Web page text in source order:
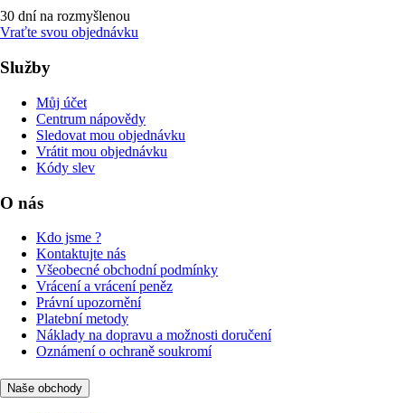
30 dní na rozmyšlenou
Vraťte svou objednávku
Služby
Můj účet
Centrum nápovědy
Sledovat mou objednávku
Vrátit mou objednávku
Kódy slev
O nás
Kdo jsme ?
Kontaktujte nás
Všeobecné obchodní podmínky
Vrácení a vrácení peněz
Právní upozornění
Platební metody
Náklady na dopravu a možnosti doručení
Oznámení o ochraně soukromí
Naše obchody